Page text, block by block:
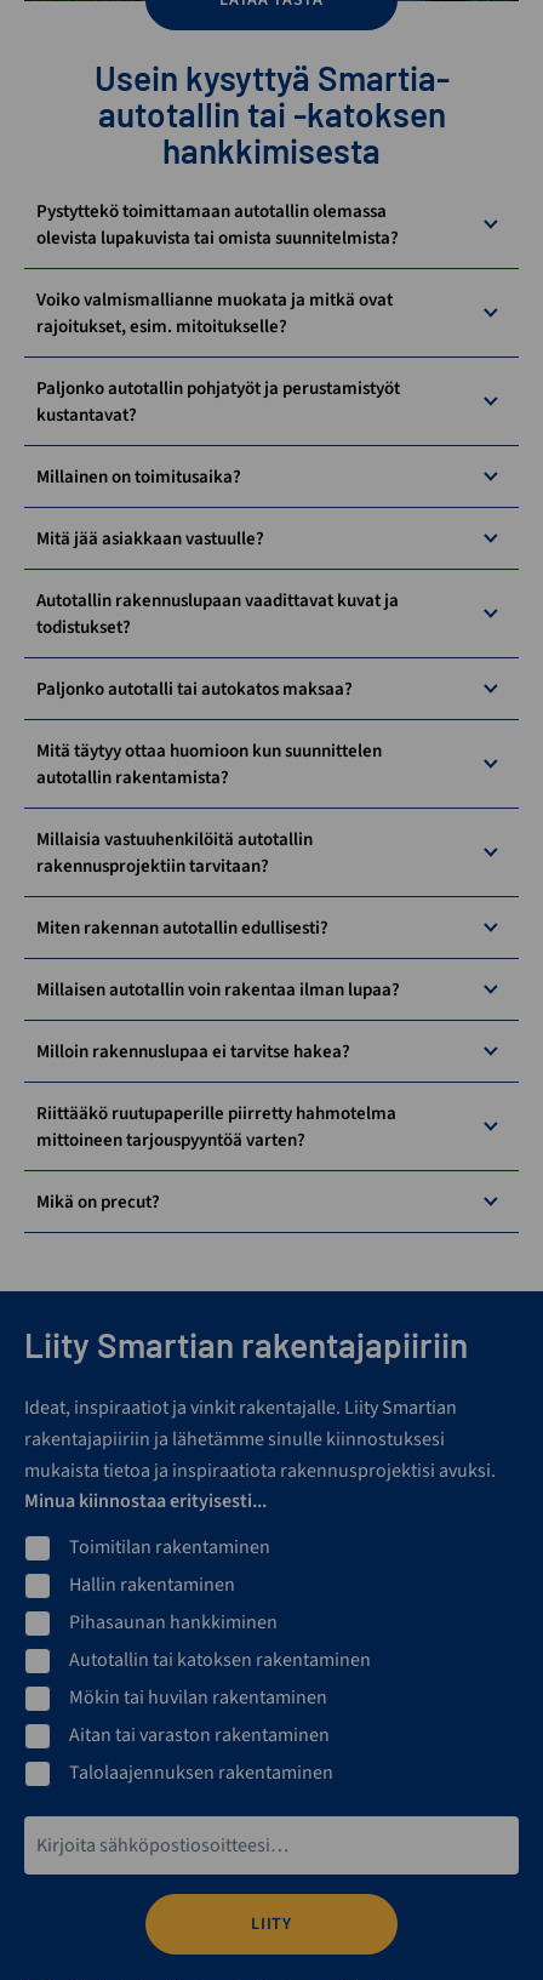
Usein kysyttyä Smartia-
autotallin tai -katoksen
hankkimisesta
Pystyttekö toimittamaan autotallin olemassa
olevista lupakuvista tai omista suunnitelmista?
Voiko valmismallianne muokata ja mitkä ovat
rajoitukset, esim. mitoitukselle?
Paljonko autotallin pohjatyöt ja perustamistyöt
kustantavat?
Millainen on toimitusaika?
Mitä jää asiakkaan vastuulle?
Autotallin rakennuslupaan vaadittavat kuvat ja
todistukset?
Paljonko autotalli tai autokatos maksaa?
Mitä täytyy ottaa huomioon kun suunnittelen
autotallin rakentamista?
Millaisia vastuuhenkilöitä autotallin
rakennusprojektiin tarvitaan?
Miten rakennan autotallin edullisesti?
Millaisen autotallin voin rakentaa ilman lupaa?
Milloin rakennuslupaa ei tarvitse hakea?
Riittääkö ruutupaperille piirretty hahmotelma
mittoineen tarjouspyyntöä varten?
Mikä on precut?
Liity Smartian rakentajapiiriin
Ideat, inspiraatiot ja vinkit rakentajalle. Liity Smartian
rakentajapiiriin ja lähetämme sinulle kiinnostuksesi
mukaista tietoa ja inspiraatiota rakennusprojektisi avuksi.
Minua kiinnostaa erityisesti...
Toimitilan rakentaminen
Hallin rakentaminen
Pihasaunan hankkiminen
Autotallin tai katoksen rakentaminen
Mökin tai huvilan rakentaminen
Aitan tai varaston rakentaminen
Talolaajennuksen rakentaminen